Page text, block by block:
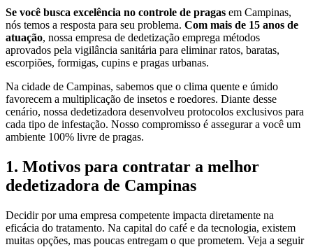
Se você busca excelência no controle de pragas em Campinas,
nós temos a resposta para seu problema. Com mais de 15 anos de
atuação, nossa empresa de dedetização emprega métodos
aprovados pela vigilância sanitária para eliminar ratos, baratas,
escorpiões, formigas, cupins e pragas urbanas.
Na cidade de Campinas, sabemos que o clima quente e úmido
favorecem a multiplicação de insetos e roedores. Diante desse
cenário, nossa dedetizadora desenvolveu protocolos exclusivos para
cada tipo de infestação. Nosso compromisso é assegurar a você um
ambiente 100% livre de pragas.
1. Motivos para contratar a melhor
dedetizadora de Campinas
Decidir por uma empresa competente impacta diretamente na
eficácia do tratamento. Na capital do café e da tecnologia, existem
muitas opções, mas poucas entregam o que prometem. Veja a seguir